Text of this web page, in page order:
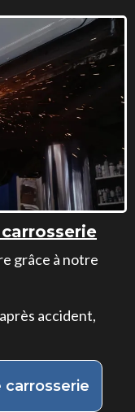
grâce à notre
accident,
carrosserie